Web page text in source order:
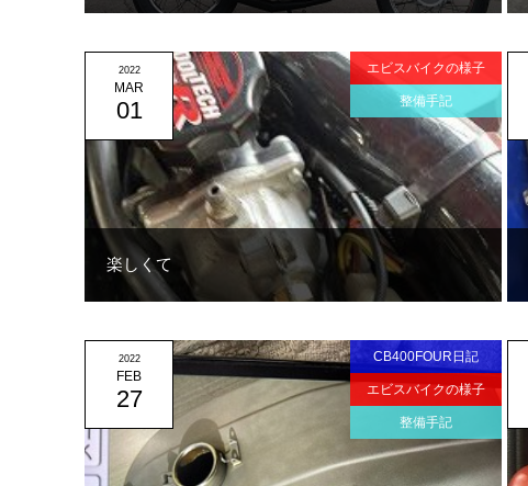
楽しくて
2022
MAR
01
エビスバイクの様子
整備手記
2022
FEB
27
CB400FOUR日記
エビスバイクの様子
整備手記